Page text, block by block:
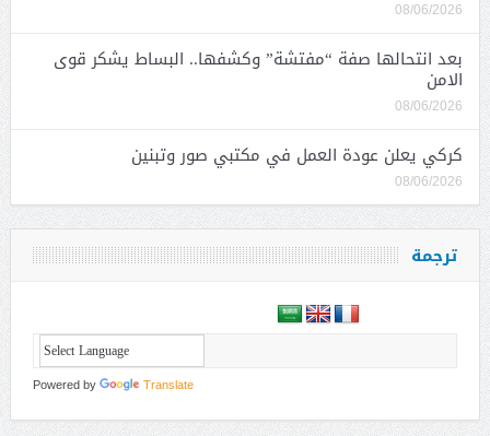
08/06/2026
بعد انتحالها صفة “مفتشة” وكشفها.. البساط يشكر قوى
الامن
08/06/2026
كركي يعلن عودة العمل في مكتبي صور وتبنين
08/06/2026
ترجمة
Powered by Translate